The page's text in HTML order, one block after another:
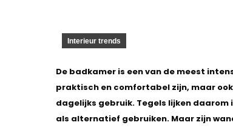
Interieur trends
De badkamer is een van de meest
praktisch en comfortabel zijn, maar
dagelijks gebruik. Tegels lijken
als alternatief gebruiken. Maar zijn